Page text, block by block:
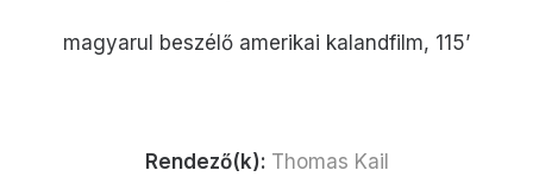
magyarul beszélő amerikai kalandfilm, 115’
Rendező(k): Thomas Kail